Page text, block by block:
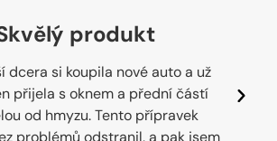
produkt
dcera si koupila nové auto a už
přijela s oknem a přední částí
od hmyzu. Tento přípravek
problémů odstranil, a pak jsem